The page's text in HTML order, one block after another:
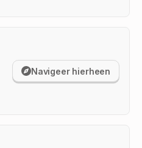
Navigeer hierheen